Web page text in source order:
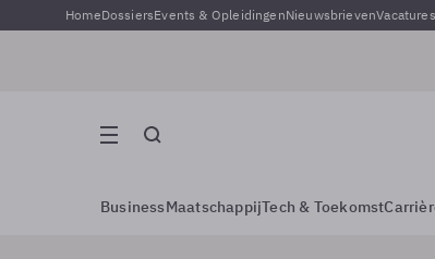
HomeDossiersEvents & OpleidingenNieuwsbrievenVacatures
BusinessMaatschappijTech & Toekomst